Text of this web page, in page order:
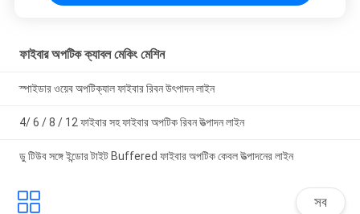
ফাইবার অপটিক ক্যাবল মেকিং মেশিন
স্পাইডার ওয়েব অপটিক্যাল ফাইবার রিবন উৎপাদন লাইন
4/ 6 / 8 / 12 ফাইবার সহ ফাইবার অপটিক রিবন উত্পাদন লাইন
ডু টিউব সঙ্গে ইন্ডোর টাইট Buffered ফাইবার অপটিক কেবল উত্পাদনের লাইন
সব